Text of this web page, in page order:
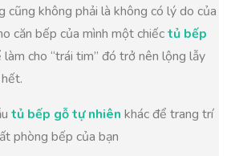
cũng không phải là không có lý do của
căn bếp của mình một chiếctủ bếp
làm cho “trái tim” đó trở nên lộng lẫy
tủ bếp gỗ tự nhiên khác để trang trí
phòng bếp của bạn